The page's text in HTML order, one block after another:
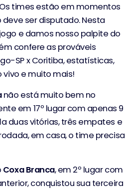
times estão em momentos
ser disputado. Nesta
e damos nosso palpite do
confere as prováveis
SP x Coritiba, estatísticas,
vivo e muito mais!
não está muito bem no
em 17º lugar com apenas 9
duas vitórias, três empates e
em casa, o time precisa
Coxa Branca, em 2º lugar com
conquistou sua terceira